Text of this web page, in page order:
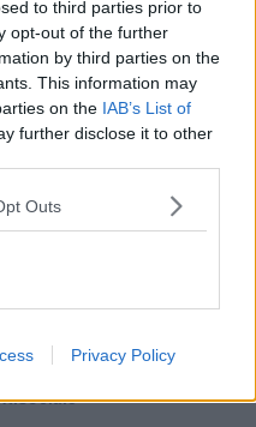
to third parties prior to
opt-out of the further
by third parties on the
This information may
on the IAB’s List of
further disclose it to other
Outs
Privacy Policy